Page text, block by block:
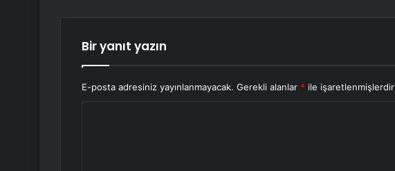
Bir yanıt yazın
E-posta adresiniz yayınlanmayacak. Gerekli alanlar * ile işaretlenmişlerdir